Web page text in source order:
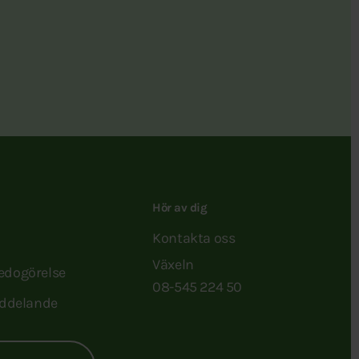
Hör av dig
Kontakta oss
Växeln
08-545 224 50